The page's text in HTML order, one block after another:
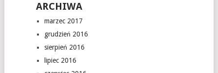
ARCHIWA
marzec 2017
grudzień 2016
sierpień 2016
lipiec 2016